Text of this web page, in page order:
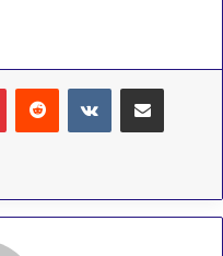
PinterestReddit VKontaktePartager par email